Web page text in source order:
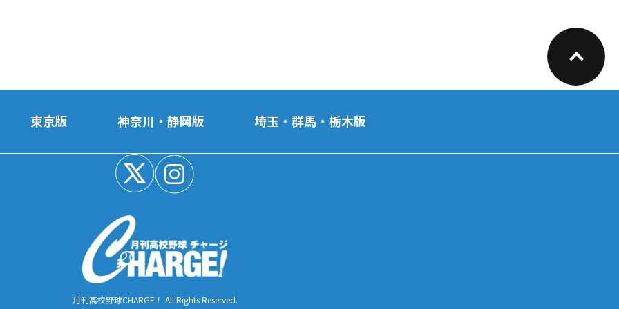
東京版 神奈川・静岡版 埼玉・群馬・栃木版
月刊高校野球CHARGE！ All Rights Reserved.